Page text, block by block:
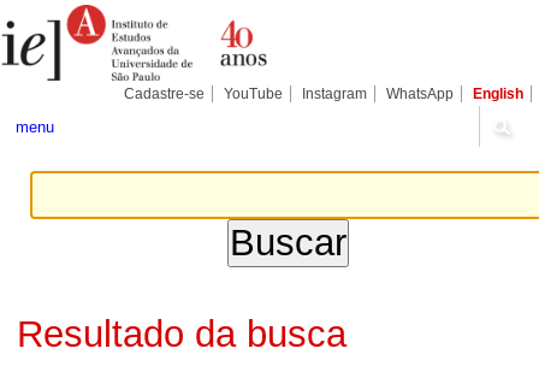
para
conteúdo.
Pessoais
Cadastre-se YouTube Instagram WhatsApp English
menu
Resultado da busca